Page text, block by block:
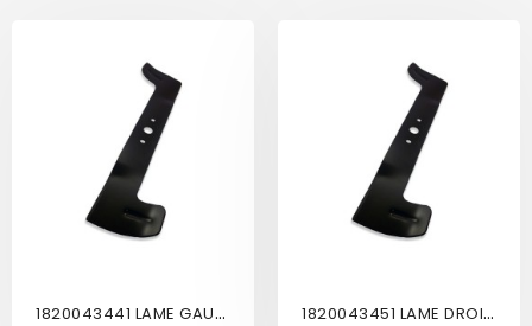
1820043441 LAME GAUCHE SENTAR
1820043451 LAME DROITE SENTAR